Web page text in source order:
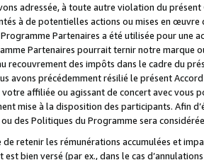
adressée, à toute autre violation du
à de potentielles actions ou mises en
Partenaires a été utilisée pour une
Partenaires pourrait ternir notre marque
recouvrement des impôts dans le cadre du
avons précédemment résilié le présent
affiliée ou agissant de concert avec vous
mise à la disposition des participants. Afin
des Politiques du Programme sera
de retenir les rémunérations accumulées et
bien versé (par ex., dans le cas